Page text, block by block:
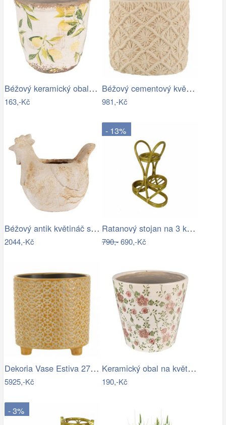
Béžový keramický obal na květináč s…
163,-Kč
Béžový cementový květináč s drhaným…
981,-Kč
Béžový antik květináč slepička Farm…
2044,-Kč
- 13%
Ratanový stojan na 3 květiny, světlý
790,-690,-Kč
Dekoria Vase Estiva 27x27x36 cm,…
5925,-Kč
Keramický obal na květináč s růžovými…
190,-Kč
- 3%